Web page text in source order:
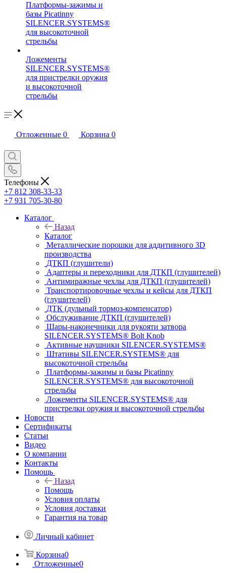
Платформы-зажимы и
базы Picatinny
SILENCER.SYSTEMS®
для высокоточной
стрельбы
Ложементы
SILENCER.SYSTEMS®
для пристрелки оружия
и высокоточной
стрельбы
Отложенные 0 Корзина 0
Телефоны
+7 812 308-33-33
+7 931 705-30-80
Каталог
Назад
Каталог
Металлические порошки для аддитивного 3D
производства
ДТКП (глушители)
Адаптеры и переходники для ДТКП (глушителей)
Антимиражные чехлы для ДТКП (глушителей)
Транспортировочные чехлы и кейсы для ДТКП
(глушителей)
ДТК (дульный тормоз-компенсатор)
Обслуживание ДТКП (глушителей)
Шары-наконечники для рукояти затвора
SILENCER.SYSTEMS® Bolt Knob
Активные наушники SILENCER.SYSTEMS®
Штативы SILENCER.SYSTEMS® для
высокоточной стрельбы
Платформы-зажимы и базы Picatinny
SILENCER.SYSTEMS® для высокоточной
стрельбы
Ложементы SILENCER.SYSTEMS® для
пристрелки оружия и высокоточной стрельбы
Новости
Сертификаты
Статьи
Видео
О компании
Контакты
Помощь
Назад
Помощь
Условия оплаты
Условия доставки
Гарантия на товар
Личный кабинет
Корзина0
Отложенные0